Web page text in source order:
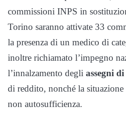
commissioni INPS in
Torino saranno attivate 33
la presenza di un medico di
inoltre richiamato l’impegno
l’innalzamento degli assegni
di reddito, nonché la
non autosufficienza.